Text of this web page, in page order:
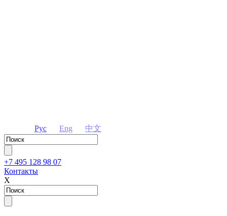
Рус Eng 中文
+7 495 128 98 07
Контакты
Х